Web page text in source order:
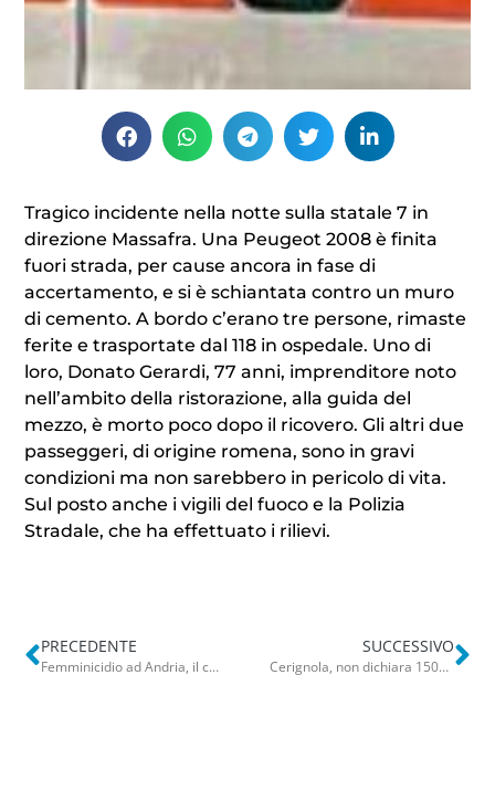
Tragico incidente nella notte sulla statale 7 in
direzione Massafra. Una Peugeot 2008 è finita
fuori strada, per cause ancora in fase di
accertamento, e si è schiantata contro un muro
di cemento. A bordo c’erano tre persone, rimaste
ferite e trasportate dal 118 in ospedale. Uno di
loro, Donato Gerardi, 77 anni, imprenditore noto
nell’ambito della ristorazione, alla guida del
mezzo, è morto poco dopo il ricovero. Gli altri due
passeggeri, di origine romena, sono in gravi
condizioni ma non sarebbero in pericolo di vita.
Sul posto anche i vigili del fuoco e la Polizia
Stradale, che ha effettuato i rilievi.
PRECEDENTE
Femminicidio ad Andria, il comune di Barletta: “Doniamo una nicchia nel cimitero per Vincenza”
SUCCESSIVO
Cerignola, non dichiara 150mila euro al Fisco: nei guai ingegnere